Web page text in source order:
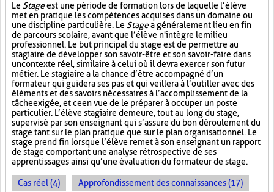
Le Stageest une période de formation lors de laquelle l’élève
met en pratique les compétences acquises dans un domaine ou
une discipline particulière. Le Stagea généralement lieu en fin
de parcours scolaire, avant que l’élève n'intègre le milieu
professionnel. Le but principal du stage est de permettre au
stagiaire de développer son savoir-être et son savoir-faire dans
un contexte réel, similaire à celui où il devra exercer son futur
métier. Le stagiaire a la chance d’être accompagné d’un
formateur qui guidera ses pas et qui veillera à l’outiller avec des
éléments et des savoirs nécessaires à l’accomplissement de la
tâche exigée, et ce en vue de le préparer à occuper un poste
particulier. L’élève stagiaire demeure, tout au long du stage,
supervisé par son enseignant qui s’assure du bon déroulement du
stage tant sur le plan pratique que sur le plan organisationnel. Le
stage prend fin lorsque l’élève remet à son enseignant un rapport
de stage comportant une analyse rétrospective de ses
apprentissages ainsi qu’une évaluation du formateur de stage.
Cas réel (4) Approfondissement des connaissances (17)